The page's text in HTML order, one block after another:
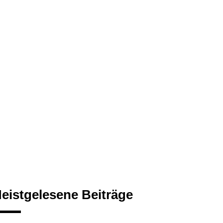
Beiträge